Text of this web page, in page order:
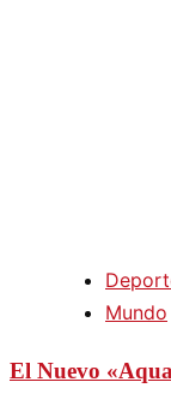
Mundo
El Nuevo